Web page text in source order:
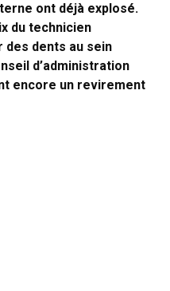
ont déjà explosé.
du technicien
dents au sein
d’administration
encore un revirement